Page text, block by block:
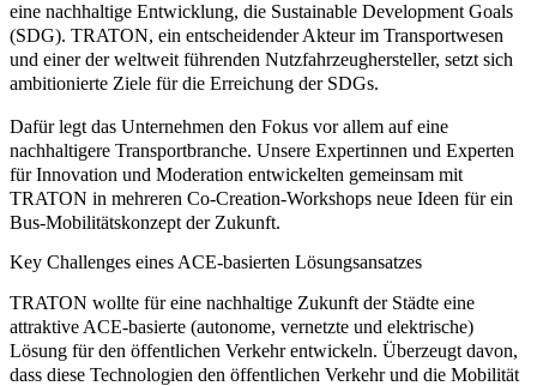
eine nachhaltige Entwicklung, die Sustainable Development Goals
(SDG). TRATON, ein entscheidender Akteur im Transportwesen
und einer der weltweit führenden Nutzfahrzeughersteller, setzt sich
ambitionierte Ziele für die Erreichung der SDGs.
Dafür legt das Unternehmen den Fokus vor allem auf eine
nachhaltigere Transportbranche. Unsere Expertinnen und Experten
für Innovation und Moderation entwickelten gemeinsam mit
TRATON in mehreren Co-Creation-Workshops neue Ideen für ein
Bus-Mobilitätskonzept der Zukunft.
Key Challenges eines ACE-basierten Lösungsansatzes
TRATON wollte für eine nachhaltige Zukunft der Städte eine
attraktive ACE-basierte (autonome, vernetzte und elektrische)
Lösung für den öffentlichen Verkehr entwickeln. Überzeugt davon,
dass diese Technologien den öffentlichen Verkehr und die Mobilität